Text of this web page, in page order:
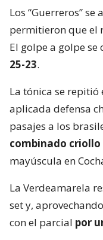
Los “Guerreros”
permitieron que el
El golpe a golpe se
25-23.
La tónica se repitió
aplicada defensa
pasajes a los
combinado criollo
mayúscula en
La Verdeamarela
set y,
con el parcial por